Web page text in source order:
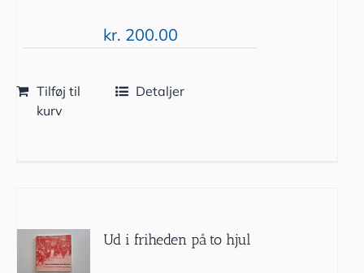
kr. 200.00
Tilføj til
kurv
Detaljer
Ud i friheden på to hjul